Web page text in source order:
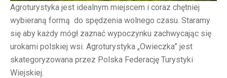
Agroturystyka jest idealnym miejscem i coraz chętniej
wybieraną formą do spędzenia wolnego czasu. Staramy
się aby każdy mógł zaznać wypoczynku zachwycając się
urokami polskiej wsi. Agroturystyka „Owieczka” jest
skategoryzowana przez Polska Federację Turystyki
Wiejskiej.